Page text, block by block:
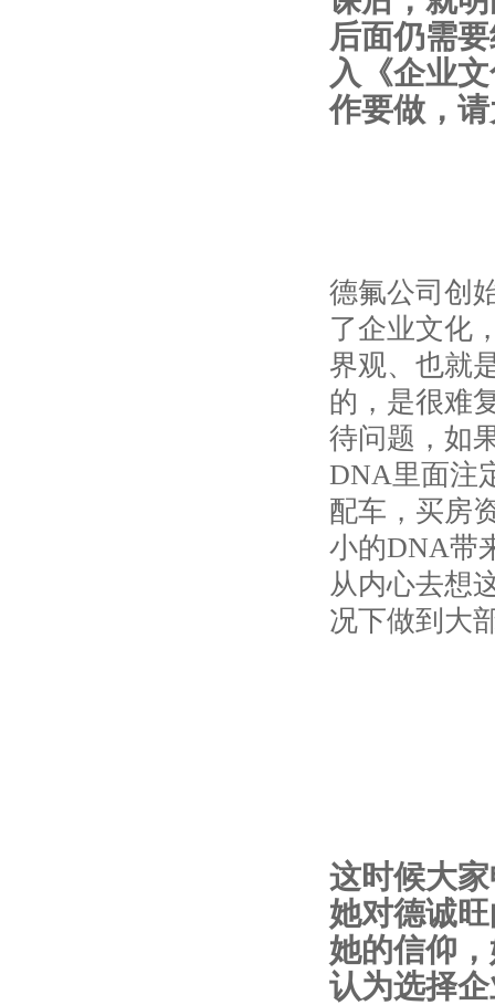
后面仍需
入《企业
作要做，
德氟公司创
了企业文化
界观、也就
的，是很难
待问题，如
DNA里面注
配车，买房
小的DNA带
从内心去想
况下做到大
这时候大
她对德诚
她的信仰
认为选择